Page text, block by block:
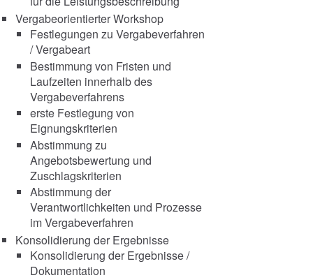
Vergabeorientierter Workshop
Festlegungen zu Vergabeverfahren
/ Vergabeart
Bestimmung von Fristen und
Laufzeiten innerhalb des
Vergabeverfahrens
erste Festlegung von
Eignungskriterien
Abstimmung zu
Angebotsbewertung und
Zuschlagskriterien
Abstimmung der
Verantwortlichkeiten und Prozesse
im Vergabeverfahren
Konsolidierung der Ergebnisse
Konsolidierung der Ergebnisse /
Dokumentation